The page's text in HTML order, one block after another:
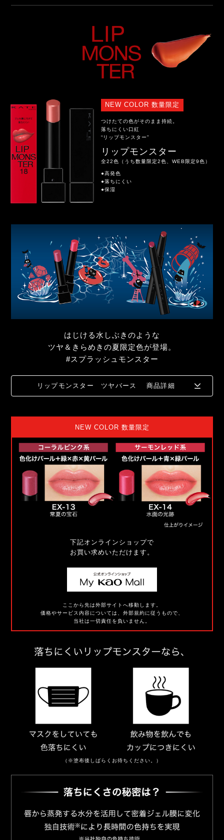
NEW COLOR 数量限定
つけたての色がそのまま持続。
落ちにくい口紅
“リップモンスター”
リップモンスター
全22色（うち数量限定2色、WEB限定9色）
●高発色
●落ちにくい
●保湿
はじける水しぶきのような
ツヤ＆きらめきの夏限定色が登場。
#スプラッシュモンスター
リップモンスター ツヤバース 商品詳細
NEW COLOR 数量限定
下記オンラインショップで
お買い求めいただけます。
ここから先は外部サイトへ移動します。
価格やサービス内容については、外部規約に従うもので、
当社は一切責任を負いません。
（※塗布後しばらくお待ちください。）